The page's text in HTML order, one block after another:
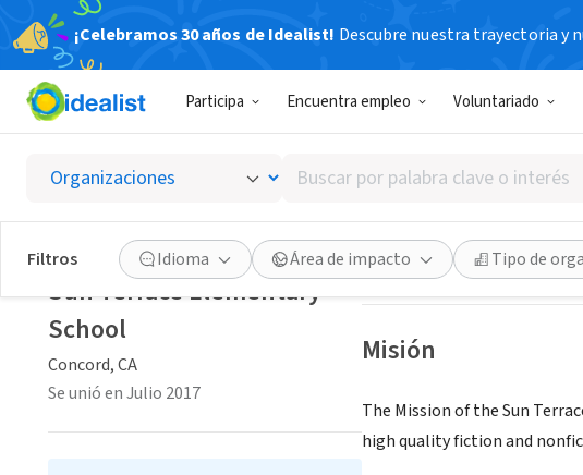
¡Celebramos 30 años de Idealist! Descubre nuestra trayectoria y
Participa Encuentra empleo Voluntariado
Buscar
por
palabra
clave
o
interés
Filtros Idioma Área de impacto Tipo de
Sun Terrace
Concord, CA |sutes-mdusd-
Guardar
Misión
The Mission of the Sun
high quality fiction and
Sun Terrace Elementary
School
Concord, CA
Se unió en Julio 2017